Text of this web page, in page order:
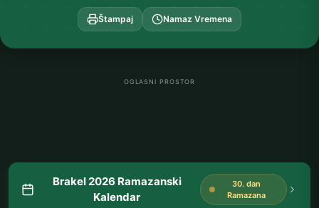
Štampaj Namaz Vremena
OGLASNI PROSTOR
Brakel 2026 Ramazanski
Kalendar
30. dan
Ramazana